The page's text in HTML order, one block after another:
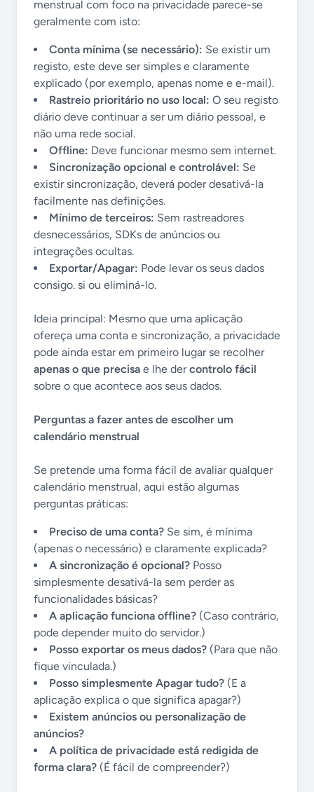
menstrual com foco na privacidade parece-se
geralmente com isto:
Conta mínima (se necessário): Se existir um
registo, este deve ser simples e claramente
explicado (por exemplo, apenas nome e e-mail).
Rastreio prioritário no uso local: O seu registo
diário deve continuar a ser um diário pessoal, e
não uma rede social.
Offline: Deve funcionar mesmo sem internet.
Sincronização opcional e controlável: Se
existir sincronização, deverá poder desativá-la
facilmente nas definições.
Mínimo de terceiros: Sem rastreadores
desnecessários, SDKs de anúncios ou
integrações ocultas.
Exportar/Apagar: Pode levar os seus dados
consigo. si ou eliminá-lo.
Ideia principal: Mesmo que uma aplicação
ofereça uma conta e sincronização, a privacidade
pode ainda estar em primeiro lugar se recolher
apenas o que precisa e lhe dercontrolo fácil
sobre o que acontece aos seus dados.
Perguntas a fazer antes de escolher um
calendário menstrual
Se pretende uma forma fácil de avaliar qualquer
calendário menstrual, aqui estão algumas
perguntas práticas:
Preciso de uma conta? Se sim, é mínima
(apenas o necessário) e claramente explicada?
A sincronização é opcional? Posso
simplesmente desativá-la sem perder as
funcionalidades básicas?
A aplicação funciona offline? (Caso contrário,
pode depender muito do servidor.)
Posso exportar os meus dados? (Para que não
fique vinculada.)
Posso simplesmente Apagar tudo? (E a
aplicação explica o que significa apagar?)
Existem anúncios ou personalização de
anúncios?
A política de privacidade está redigida de
forma clara? (É fácil de compreender?)